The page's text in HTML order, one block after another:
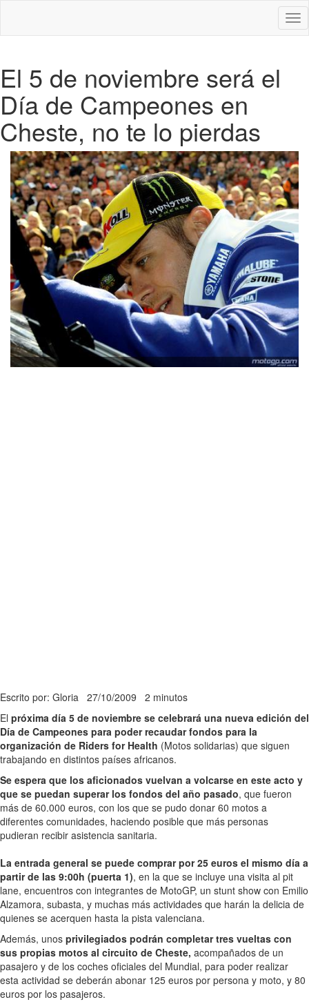
El 5 de noviembre será el
Día de Campeones en
Cheste, no te lo pierdas
Escrito por: Gloria 27/10/2009 2 minutos
El próxima día 5 de noviembre se celebrará una nueva edición del
Día de Campeones para poder recaudar fondos para la
organización de Riders for Health (Motos solidarias) que siguen
trabajando en distintos países africanos.
Se espera que los aficionados vuelvan a volcarse en este acto y
que se puedan superar los fondos del año pasado, que fueron
más de 60.000 euros, con los que se pudo donar 60 motos a
diferentes comunidades, haciendo posible que más personas
pudieran recibir asistencia sanitaria.
La entrada general se puede comprar por 25 euros el mismo día a
partir de las 9:00h (puerta 1), en la que se incluye una visita al pit
lane, encuentros con integrantes de MotoGP, un stunt show con Emilio
Alzamora, subasta, y muchas más actividades que harán la delicia de
quienes se acerquen hasta la pista valenciana.
Además, unos privilegiados podrán completar tres vueltas con
sus propias motos al circuito de Cheste, acompañados de un
pasajero y de los coches oficiales del Mundial, para poder realizar
esta actividad se deberán abonar 125 euros por persona y moto, y 80
euros por los pasajeros.